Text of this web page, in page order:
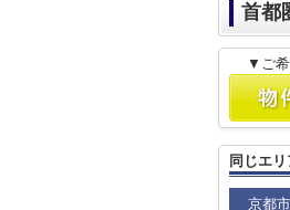
首都
▼ご希
同じエ
京都